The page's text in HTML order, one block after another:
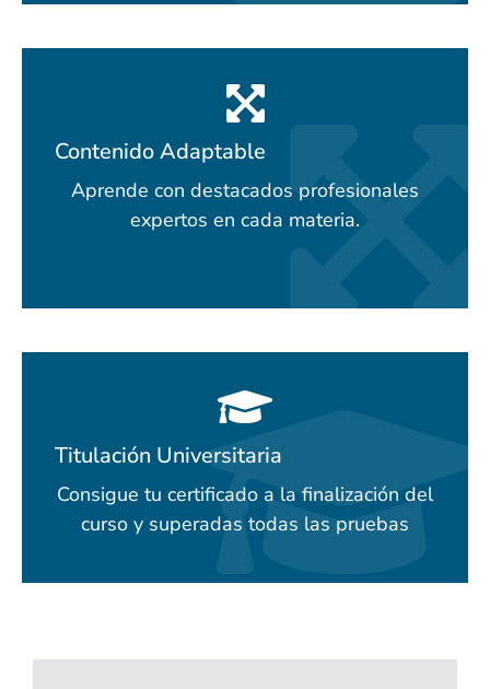
Contenido Adaptable
Aprende con destacados profesionales
expertos en cada materia.
Titulación Universitaria
Consigue tu certificado a la finalización del
curso y superadas todas las pruebas